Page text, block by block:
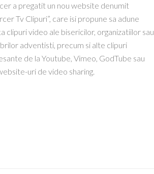
a pregatit un nou website denumit
Tv Clipuri”, care isi propune sa adune
clipuri video ale bisericilor, organizatiilor sau
adventisti, precum si alte clipuri
de la Youtube, Vimeo, GodTube sau
uri de video sharing.